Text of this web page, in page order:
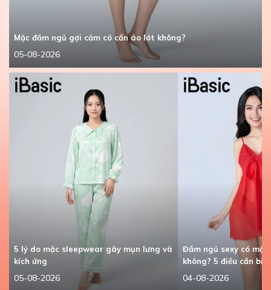
Mặc đầm ngủ gợi cảm có cần áo lót không?
05-08-2026
5 lý do mặc sleepwear gây mụn lưng và
kích ứng
05-08-2026
Đầm ngủ sexy có
không? 5 điều cần biết
04-08-2026